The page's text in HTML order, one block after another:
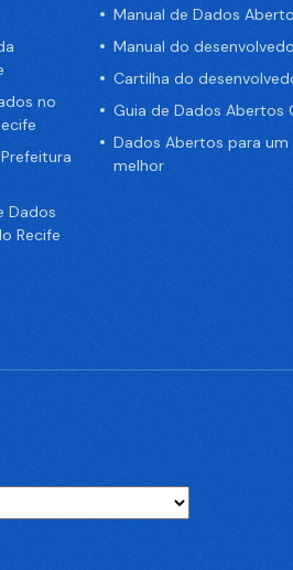
no
Dados
Recife
Manual de Dados
Manual do
Cartilha do
Guia de Dados Abertos
Dados Abertos para um
melhor